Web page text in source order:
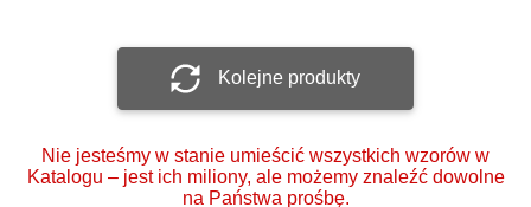
Kolejne produkty
Nie jesteśmy w stanie umieścić wszystkich wzorów w
Katalogu – jest ich miliony, ale możemy znaleźć dowolne
na Państwa prośbę.